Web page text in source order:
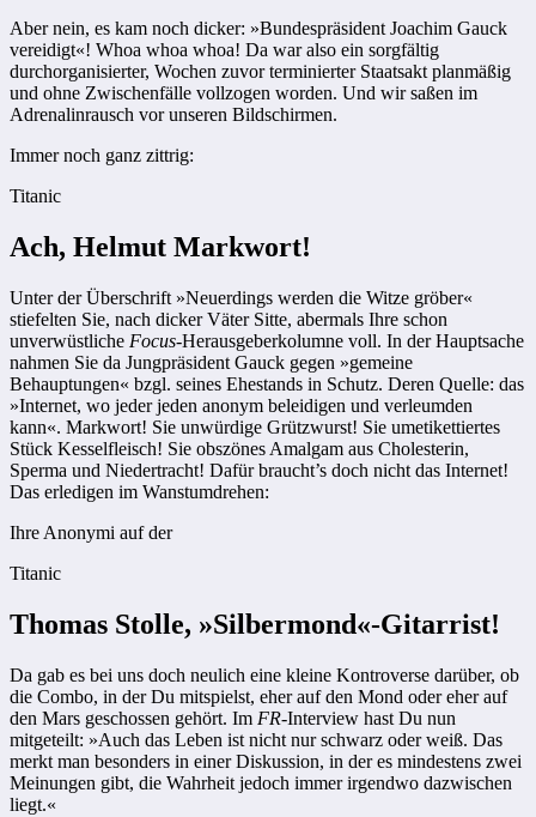
Aber nein, es kam noch dicker: »Bundespräsident Joachim Gauck
vereidigt«! Whoa whoa whoa! Da war also ein sorgfältig
durchorganisierter, Wochen zuvor terminierter Staatsakt planmäßig
und ohne Zwischenfälle vollzogen worden. Und wir saßen im
Adrenalinrausch vor unseren Bildschirmen.
Immer noch ganz zittrig:
Titanic
Ach, Helmut Markwort!
Unter der Überschrift »Neuerdings werden die Witze gröber«
stiefelten Sie, nach dicker Väter Sitte, abermals Ihre schon
unverwüstliche Focus-Herausgeberkolumne voll. In der Hauptsache
nahmen Sie da Jungpräsident Gauck gegen »gemeine
Behauptungen« bzgl. seines Ehestands in Schutz. Deren Quelle: das
»Internet, wo jeder jeden anonym beleidigen und verleumden
kann«. Markwort! Sie unwürdige Grützwurst! Sie umetikettiertes
Stück Kesselfleisch! Sie obszönes Amalgam aus Cholesterin,
Sperma und Niedertracht! Dafür braucht’s doch nicht das Internet!
Das erledigen im Wanstumdrehen:
Ihre Anonymi auf der
Titanic
Thomas Stolle, »Silbermond«-Gitarrist!
Da gab es bei uns doch neulich eine kleine Kontroverse darüber, ob
die Combo, in der Du mitspielst, eher auf den Mond oder eher auf
den Mars geschossen gehört. Im FR-Interview hast Du nun
mitgeteilt: »Auch das Leben ist nicht nur schwarz oder weiß. Das
merkt man besonders in einer Diskussion, in der es mindestens zwei
Meinungen gibt, die Wahrheit jedoch immer irgendwo dazwischen
liegt.«